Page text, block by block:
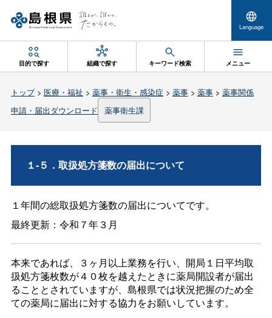
Language
目的で探す 組織で探す キーワード検索 メニュー
トップ> 医療・福祉 > 薬事・衛生・感染症 > 薬事> 薬事> 薬事関係
申請・届出ダウンロード
薬事衛生課
１-５．取扱処方箋数の届出について
１年間の総取扱処方箋数の届出についてです。
最終更新：令和７年３月
本来であれば、３ヶ月以上業務を行い、開局１日平均取
扱処方箋枚数が４０枚を越えたときに薬局開設者が届出
ることとされていますが、島根県では状況把握のため全
ての薬局に届出に対する協力をお願いしています。